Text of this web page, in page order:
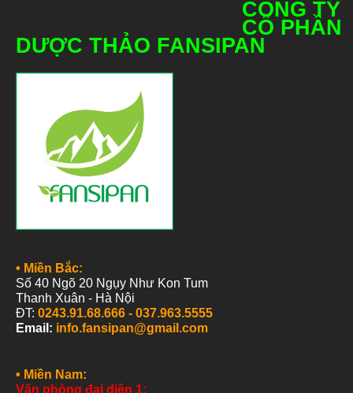
CÔNG TY
CỔ PHẦN
DƯỢC THẢO FANSIPAN
• Miền Bắc:
Số 40 Ngõ 20 Ngụy Như Kon Tum
Thanh Xuân - Hà Nội
ĐT: 0243.91.68.666 - 037.963.5555
Email: info.fansipan@gmail.com
• Miền Nam:
Văn phòng đại diện 1: